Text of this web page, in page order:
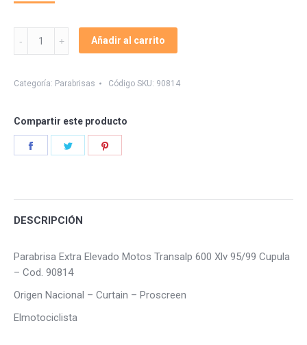
Parabrisa
Xlv
Añadir al carrito
Categoría: Parabrisas Código SKU: 90814
Compartir este producto
DESCRIPCIÓN
Parabrisa Extra Elevado Motos Transalp 600 Xlv 95/99 Cupula
– Cod. 90814
Origen Nacional – Curtain – Proscreen
Elmotociclista